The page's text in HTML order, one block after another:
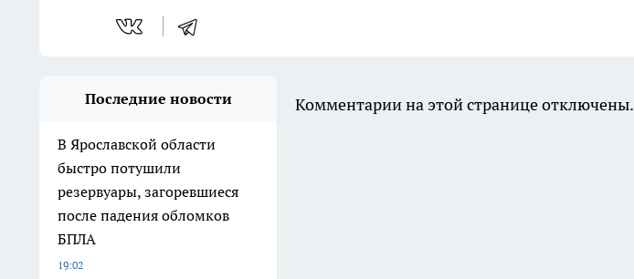
Последние новости
В Ярославской области
быстро потушили
резервуары, загоревшиеся
после падения обломков
БПЛА
19:02
Комментарии на этой странице отключены.